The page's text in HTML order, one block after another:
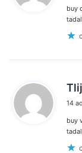
buy
14
buy